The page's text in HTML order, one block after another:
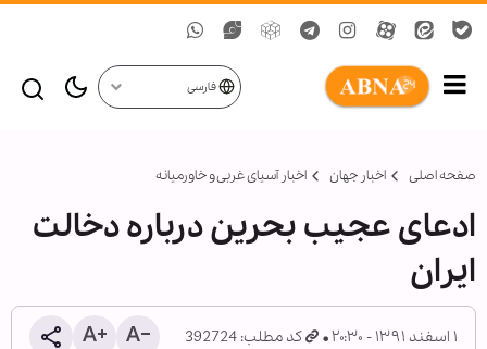
فارسی
صفحه اصلی اخبار جهان اخبار آسیای غربی و خاورمیانه
ادعای عجیب بحرین درباره دخالت
ایران
۱ اسفند ۱۳۹۱ - ۲۰:۳۰ کد مطلب: 392724